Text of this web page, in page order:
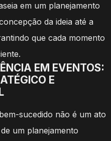
em um planejamento
da ideia até a
que cada momento
EM EVENTOS:
E
sucedido não é um ato
um planejamento